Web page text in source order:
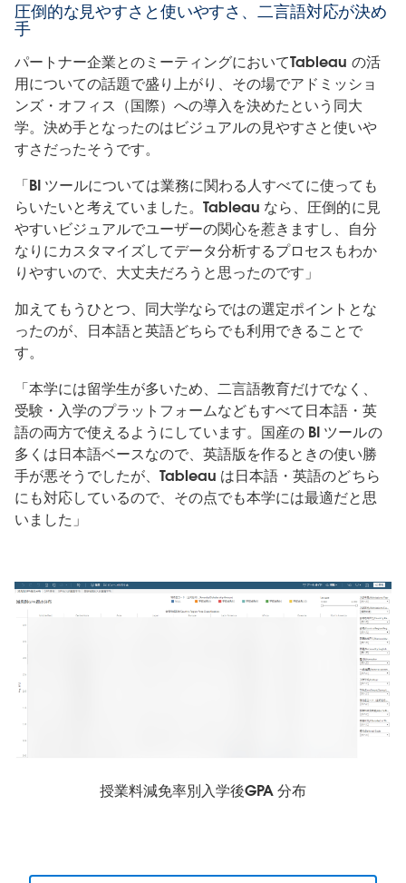
圧倒的な見やすさと使いやすさ、二言語対応が決め
手
パートナー企業とのミーティングにおいてTableau の活
用についての話題で盛り上がり、その場でアドミッショ
ンズ・オフィス（国際）への導入を決めたという同大
学。決め手となったのはビジュアルの見やすさと使いや
すさだったそうです。
「BI ツールについては業務に関わる人すべてに使っても
らいたいと考えていました。Tableau なら、圧倒的に見
やすいビジュアルでユーザーの関心を惹きますし、自分
なりにカスタマイズしてデータ分析するプロセスもわか
りやすいので、大丈夫だろうと思ったのです」
加えてもうひとつ、同大学ならではの選定ポイントとな
ったのが、日本語と英語どちらでも利用できることで
す。
「本学には留学生が多いため、二言語教育だけでなく、
受験・入学のプラットフォームなどもすべて日本語・英
語の両方で使えるようにしています。国産の BI ツールの
多くは日本語ベースなので、英語版を作るときの使い勝
手が悪そうでしたが、Tableau は日本語・英語のどちら
にも対応しているので、その点でも本学には最適だと思
いました」
授業料減免率別入学後GPA 分布